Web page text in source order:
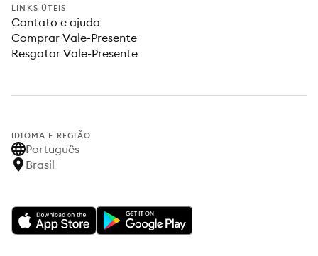
LINKS ÚTEIS
Contato e ajuda
Comprar Vale-Presente
Resgatar Vale-Presente
IDIOMA E REGIÃO
Português
Brasil